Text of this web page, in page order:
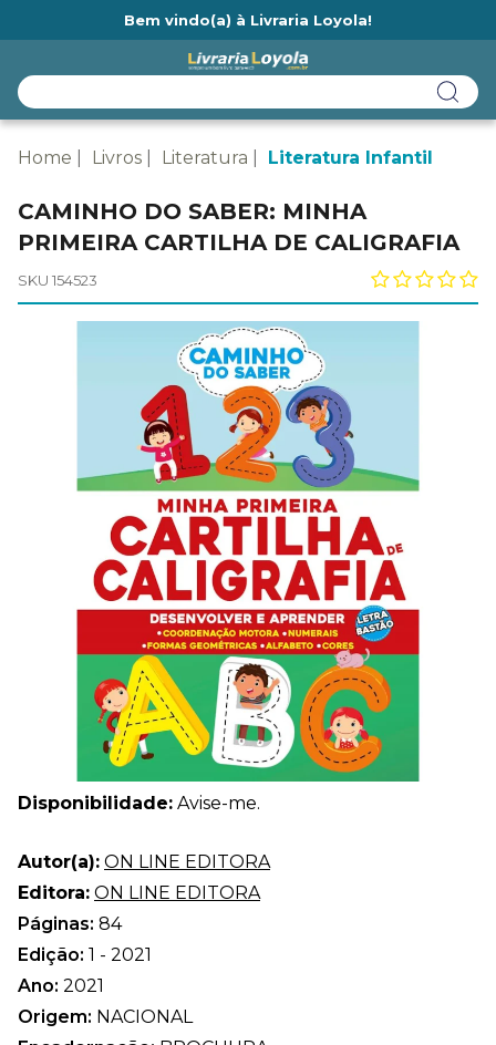
Bem vindo(a) à Livraria Loyola!
Home Livros Literatura Literatura Infantil
CAMINHO DO SABER: MINHA
PRIMEIRA CARTILHA DE CALIGRAFIA
SKU 154523
Disponibilidade: Avise-me.
Autor(a): ON LINE EDITORA
Editora: ON LINE EDITORA
Páginas: 84
Edição: 1 - 2021
Ano: 2021
Origem: NACIONAL